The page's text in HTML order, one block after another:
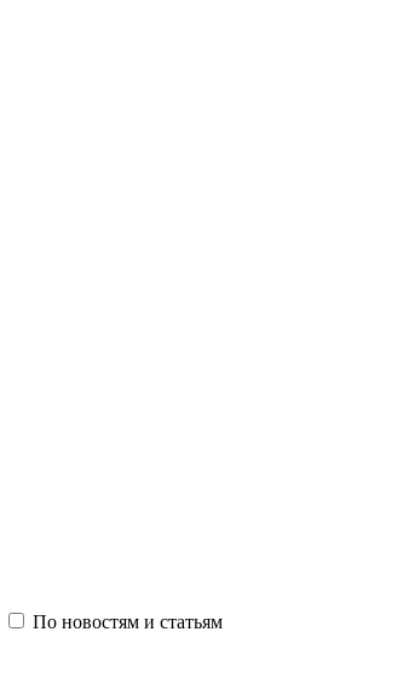
По новостям и статьям